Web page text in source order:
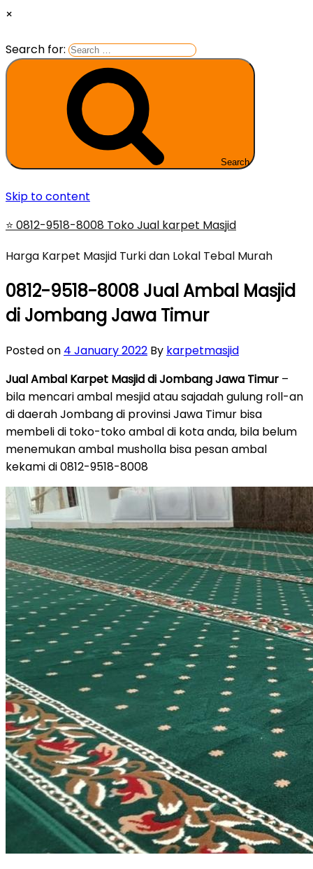
×
Search for:
Search
Skip to content
⭐ 0812-9518-8008 Toko Jual karpet Masjid
Harga Karpet Masjid Turki dan Lokal Tebal Murah
0812-9518-8008 Jual Ambal Masjid
di Jombang Jawa Timur
Posted on 4 January 2022 By karpetmasjid
Jual Ambal Karpet Masjid di Jombang Jawa Timur –
bila mencari ambal mesjid atau sajadah gulung roll-an
di daerah Jombang di provinsi Jawa Timur bisa
membeli di toko-toko ambal di kota anda, bila belum
menemukan ambal musholla bisa pesan ambal
kekami di 0812-9518-8008